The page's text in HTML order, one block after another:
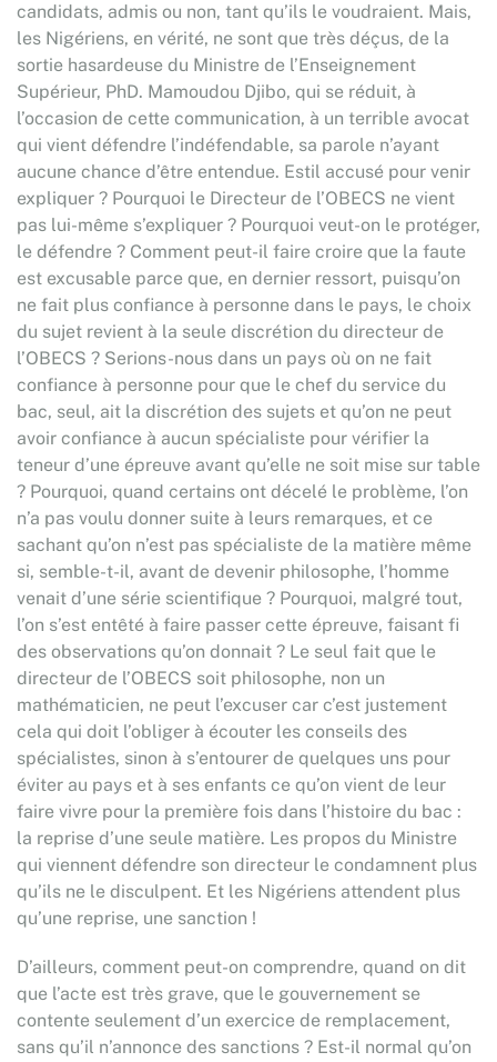
candidats, admis ou non, tant qu’ils le voudraient. Mais,
les Nigériens, en vérité, ne sont que très déçus, de la
sortie hasardeuse du Ministre de l’Enseignement
Supérieur, PhD. Mamoudou Djibo, qui se réduit, à
l’occasion de cette communication, à un terrible avocat
qui vient défendre l’indéfendable, sa parole n’ayant
aucune chance d’être entendue. Estil accusé pour venir
expliquer ? Pourquoi le Directeur de l’OBECS ne vient
pas lui-même s’expliquer ? Pourquoi veut-on le protéger,
le défendre ? Comment peut-il faire croire que la faute
est excusable parce que, en dernier ressort, puisqu’on
ne fait plus confiance à personne dans le pays, le choix
du sujet revient à la seule discrétion du directeur de
l’OBECS ? Serions-nous dans un pays où on ne fait
confiance à personne pour que le chef du service du
bac, seul, ait la discrétion des sujets et qu’on ne peut
avoir confiance à aucun spécialiste pour vérifier la
teneur d’une épreuve avant qu’elle ne soit mise sur table
? Pourquoi, quand certains ont décelé le problème, l’on
n’a pas voulu donner suite à leurs remarques, et ce
sachant qu’on n’est pas spécialiste de la matière même
si, semble-t-il, avant de devenir philosophe, l’homme
venait d’une série scientifique ? Pourquoi, malgré tout,
l’on s’est entêté à faire passer cette épreuve, faisant fi
des observations qu’on donnait ? Le seul fait que le
directeur de l’OBECS soit philosophe, non un
mathématicien, ne peut l’excuser car c’est justement
cela qui doit l’obliger à écouter les conseils des
spécialistes, sinon à s’entourer de quelques uns pour
éviter au pays et à ses enfants ce qu’on vient de leur
faire vivre pour la première fois dans l’histoire du bac :
la reprise d’une seule matière. Les propos du Ministre
qui viennent défendre son directeur le condamnent plus
qu’ils ne le disculpent. Et les Nigériens attendent plus
qu’une reprise, une sanction !
D’ailleurs, comment peut-on comprendre, quand on dit
que l’acte est très grave, que le gouvernement se
contente seulement d’un exercice de remplacement,
sans qu’il n’annonce des sanctions ? Est-il normal qu’on